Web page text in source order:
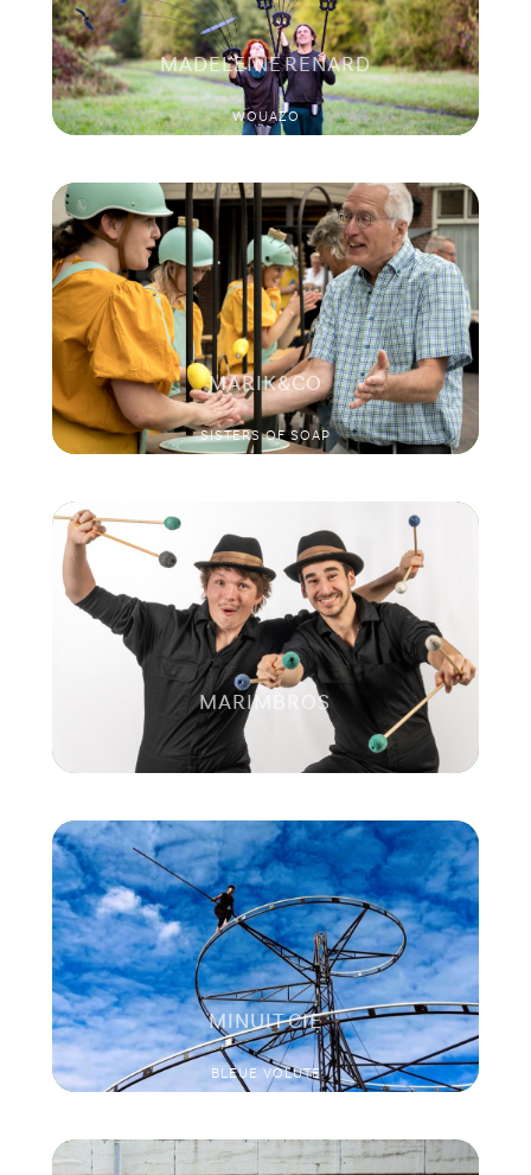
MADELEINE RENARD
WOUAZO
MARIK&CO
SISTERS OF SOAP
MARIMBROS
MINUIT CIE
BLEUE VOLUTE